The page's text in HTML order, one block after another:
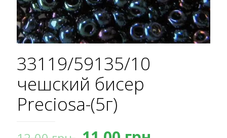
33119/59135/10
чешский бисер
Preciosa-(5г)